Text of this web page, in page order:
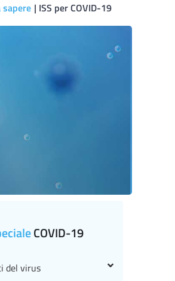
sapere ISS per COVID-19
COVID-19
del virus